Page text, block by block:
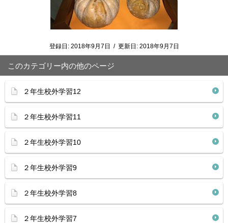
登録日: 2018年9月7日 / 更新日: 2018年9月7日
このカテゴリー内の他のページ
２年生校外学習12
２年生校外学習11
２年生校外学習10
２年生校外学習9
２年生校外学習8
２年生校外学習7